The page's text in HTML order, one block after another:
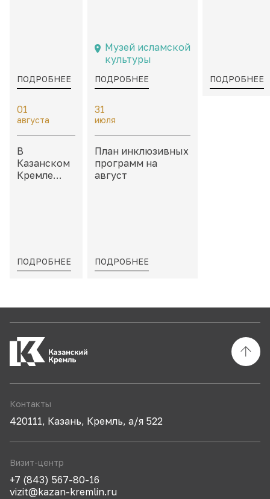
ПОДРОБНЕЕ
Казани и
татарской
культуре
Музей исламской
культуры
ПОДРОБНЕЕ ПОДРОБНЕЕ
01
августа
В
Казанском
Кремле
ПОДРОБНЕЕ
31
июля
План инклюзивных
программ на
август
ПОДРОБНЕЕ
Контакты
420111, Казань, Кремль, а/я 522
Визит-центр
+7 (843) 567-80-16
vizit@kazan-kremlin.ru